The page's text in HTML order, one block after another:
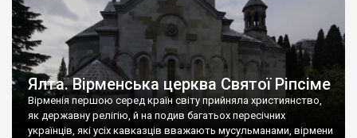
Ялта. Вірменська церква Святої Ріпсіме
Вірменія першою серед країн світу прийняла християнство,
як державну релігію, й на подив багатьох пересічних
українців, які усіх кавказців вважають мусульманами, вірмени